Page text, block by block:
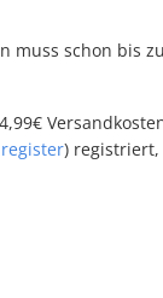
muss schon bis
)